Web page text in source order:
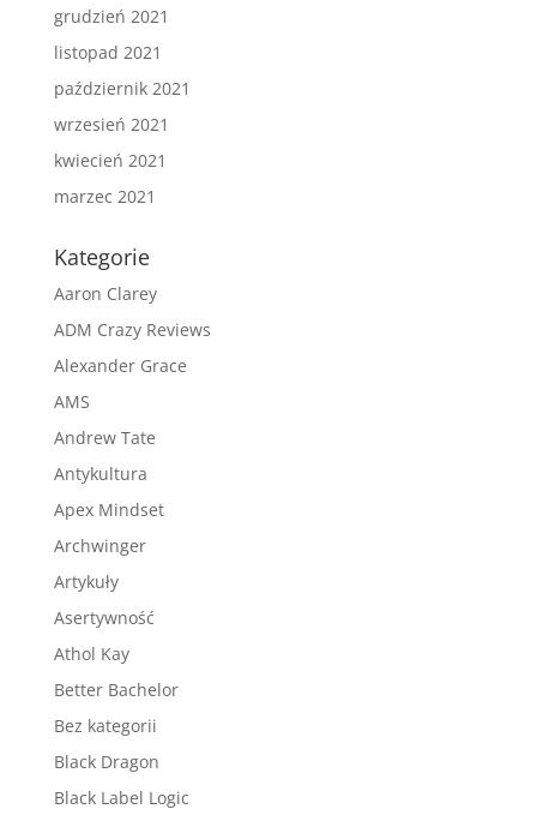
grudzień 2021
listopad 2021
październik 2021
wrzesień 2021
kwiecień 2021
marzec 2021
Kategorie
Aaron Clarey
ADM Crazy Reviews
Alexander Grace
AMS
Andrew Tate
Antykultura
Apex Mindset
Archwinger
Artykuły
Asertywność
Athol Kay
Better Bachelor
Bez kategorii
Black Dragon
Black Label Logic